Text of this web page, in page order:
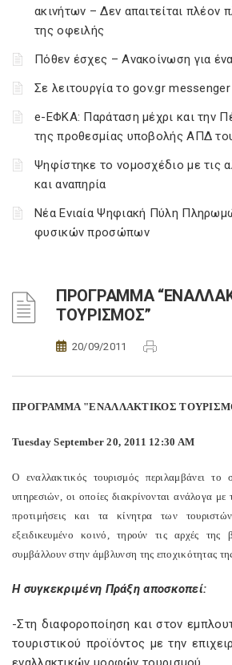
ακινήτων – Δεν απαιτείται πλέον
της οφειλής
Πόθεν έσχες – Ανακοίνωση για
Σε λειτουργία το gov.gr messenger
e-ΕΦΚΑ: Παράταση μέχρι και την
της προθεσμίας υποβολής ΑΠΔ
Ψηφίστηκε το νομοσχέδιο με τις
και αναπηρία
Νέα Ενιαία Ψηφιακή Πύλη
φυσικών προσώπων
ΠΡΟΓΡΑΜΜΑ
ΤΟΥΡΙΣΜΟΣ”
20/09/2011
ΠΡΟΓΡΑΜΜΑ "ΕΝΑΛΛΑΚΤΙΚΟΣ
Tuesday September 20, 2011 12:30 AM
Ο εναλλακτικός τουρισμός περιλαμβάνει το
υπηρεσιών, οι οποίες διακρίνονται ανάλογα με
προτιμήσεις και τα κίνητρα των
εξειδικευμένο κοινό, τηρούν τις αρχές της
συμβάλλουν στην άμβλυνση της εποχικότητας
Η συγκεκριμένη Πράξη αποσκοπεί:
-Στη διαφοροποίηση και στον
τουριστικού προϊόντος με την